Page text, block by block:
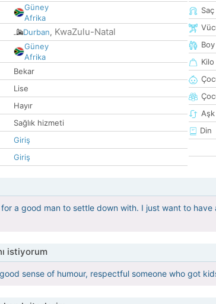
Güney
Afrika
Durban, KwaZulu-Natal
Güney
Afrika
Bekar
Lise
Hayır
Sağlık hizmeti
Giriş
Giriş
Boy
Kilo
Din
a good man to settle down with. I just want to
istiyorum
sense of humour, respectful someone who got